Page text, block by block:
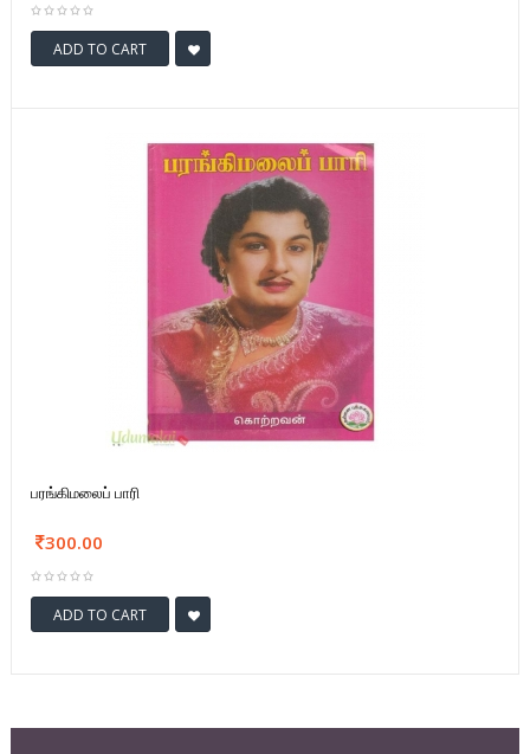
ADD TO CART
பரங்கிமலைப் பாரி
300.00
ADD TO CART